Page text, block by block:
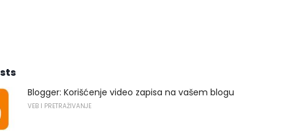
Blogger: Korišćenje video zapisa na vašem blogu
VEB I PRETRAŽIVANJE